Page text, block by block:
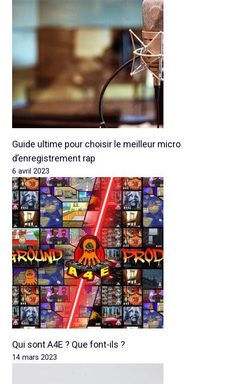
Guide ultime pour choisir le meilleur micro
d’enregistrement rap
6 avril 2023
Qui sont A4E ? Que font-ils ?
14 mars 2023